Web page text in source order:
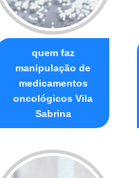
quem faz
manipulação de
medicamentos
oncológicos Vila
Sabrina